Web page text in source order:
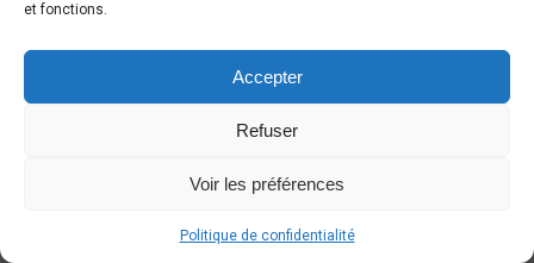
et fonctions.
Accepter
Refuser
Voir les préférences
Politique de confidentialité